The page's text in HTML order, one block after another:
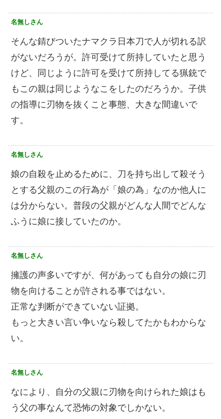
名無しさん
そんな錆びついたナマクラ日本刀で人が切れる訳
がないだろうが。許可受けて所持していたと思う
けど、同じように許可を受けて所持してる猟銃で
もこの親は同じようなこをしたのだろうか。子供
の指導に刃物を抜くこと事態、大きな間違いで
す。
名無しさん
娘の自殺を止めるために、刀を持ち出して殺そう
とする父親のこの行為が「娘の為」なのか他人に
は分からない。普段の父親がどんな人間でどんな
ふうに娘に接していたのか。
名無しさん
擁護の声多いですが、何があっても自分の娘に刃
物を向けることが許される事ではない。
正常な判断ができていない証拠。
もっと大きい言い争いなら殺してたかもわからな
い。
名無しさん
なにより、自分の父親に刃物を向けられた娘はも
う父の事なんて恐怖の対象でしかない。